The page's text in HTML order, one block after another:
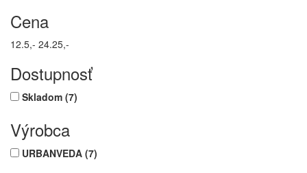
Cena
12.5,- 24.25,-
Dostupnosť
Skladom (7)
Výrobca
URBANVEDA (7)